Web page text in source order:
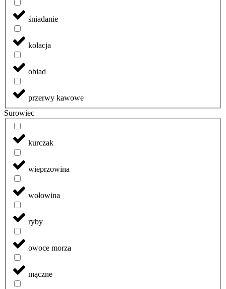
śniadanie
kolacja
obiad
przerwy kawowe
Surowiec
kurczak
wieprzowina
wołowina
ryby
owoce morza
mączne